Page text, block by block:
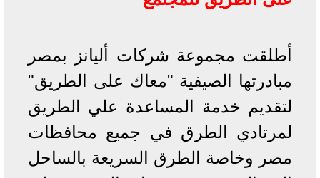
أطلقت مجموعة شركات أليانز بمصر
مبادرتها الصيفية "معاك على الطريق"
لتقديم خدمة المساعدة علي الطريق
لمرتادي الطرق في جميع محافظات
مصر وخاصة الطرق السريعة بالساحل